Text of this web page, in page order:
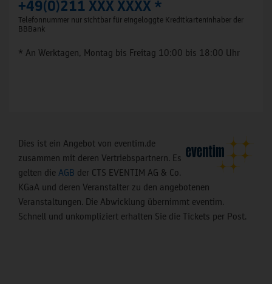
+49(0)211 XXX XXXX *
Telefonnummer nur sichtbar für eingeloggte Kreditkarteninhaber der
BBBank
* An Werktagen, Montag bis Freitag 10:00 bis 18:00 Uhr
Dies ist ein Angebot von eventim.de
zusammen mit deren Vertriebspartnern. Es
gelten die AGB der CTS EVENTIM AG & Co.
KGaA und deren Veranstalter zu den angebotenen
Veranstaltungen. Die Abwicklung übernimmt eventim.
Schnell und unkompliziert erhalten Sie die Tickets per Post.